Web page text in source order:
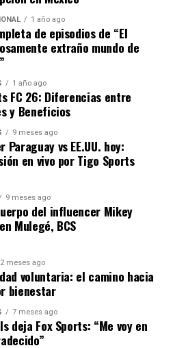
la importancia de este
que necesita
para alejarse de la zona de
es una
para que el
demuestre
Una victoria
punto de
es consolidar su posición en
Un analista señaló:
1 año ago
de episodios de “El
extraño mundo de
1 año ago
FC 26: Diferencias entre
y Beneficios
9 meses ago
Paraguay vs EE.UU. hoy:
en vivo por Tigo Sports
9 meses ago
del influencer Mikey
Mulegé, BCS
meses ago
voluntaria: el camino hacia
bienestar
7 meses ago
deja Fox Sports: “Me voy en